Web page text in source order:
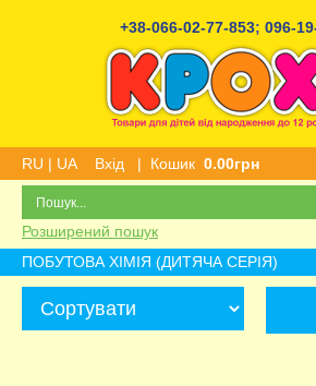
+38-066-02-77-853; 096-
RU | UA Вхід | Кошик 0.00грн
Розширений пошук
ПОБУТОВА ХІМІЯ (ДИТЯЧА СЕРІЯ)